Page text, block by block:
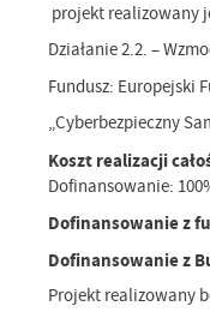
projekt realizowany
Działanie 2.2. –
Fundusz: Europejski
„Cyberbezpieczny
Koszt realizacji
Dofinansowanie:
Dofinansowanie z
Dofinansowanie z
Projekt realizowany